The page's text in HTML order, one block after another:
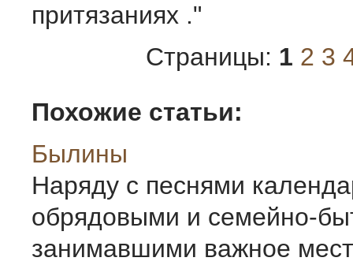
притязаниях ."
Страницы: 1 2 3
Похожие статьи:
Былины
Наряду с песнями
обрядовыми и семейно-
занимавшими важное